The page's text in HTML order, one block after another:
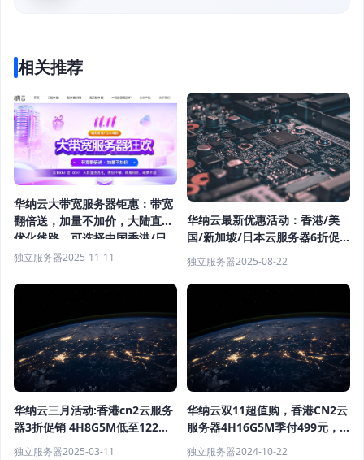
相关推荐
华纳云大带宽服务器钜惠：带宽
翻倍送，加量不加价，大陆直连
优化线路，可选择中国香港/日
本机房，终身同价续费不涨
独立服务器2025-11-11
华纳云最新优惠活动：香港/美
国/新加坡/日本云服务器6折促
销，续费同价，解锁奈
飞/Disney+
独立服务器2025-08-22
华纳云三月活动:香港cn2云服务
器3折促销 4H8G5M低至122元/
月 稳定高性价比
独立服务器2025-03-11
华纳云双11超值购，香港CN2云
服务器4H16G5M季付499元，
续费同价
独立服务器2024-10-22